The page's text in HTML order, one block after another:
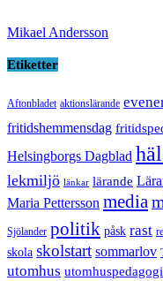
Mikael Andersson
Etiketter
Aftonbladet aktionslärande
fritidshemmensdag
Helsingborgs Dagblad
lekmiljö länkar lärande
Maria Pettersson media
Sjölander politik påsk rast
skola skolstart sommarlov
utomhus